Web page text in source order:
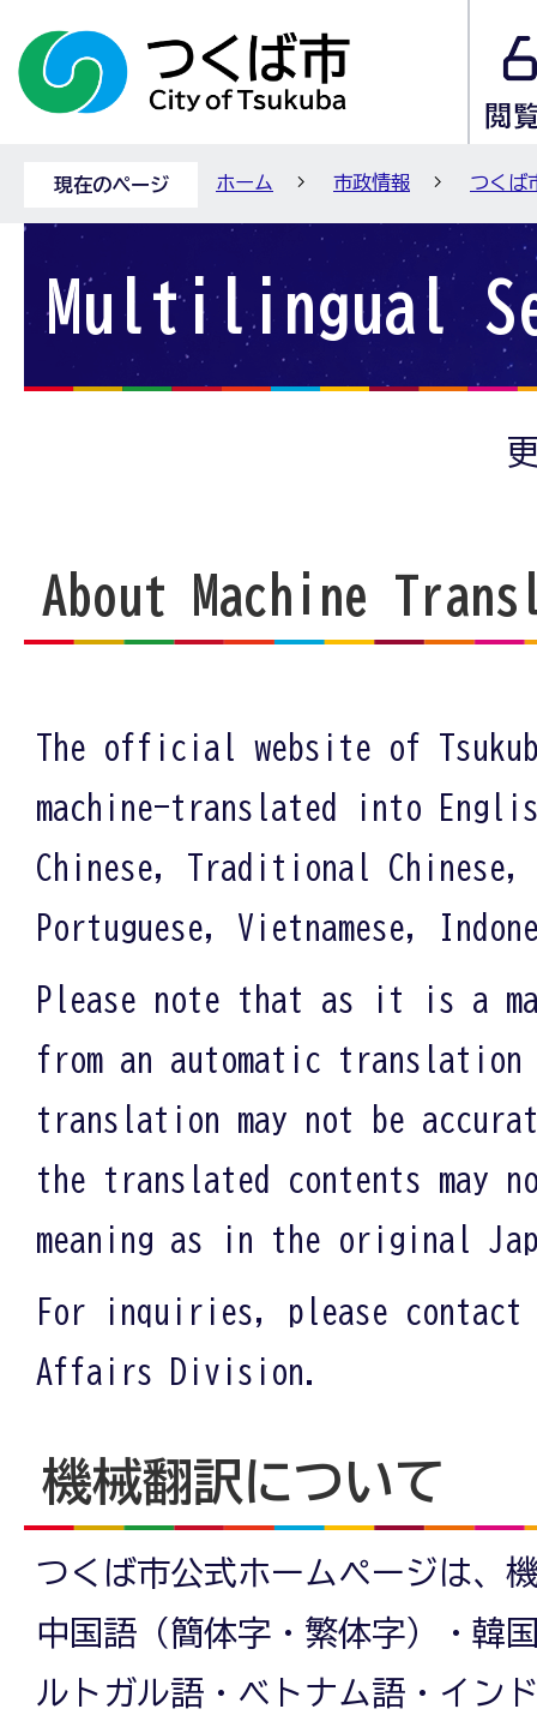
現在のページ ホーム 市政情報 つくば
Multilingual
About Machine
The official website of
machine-translated into
Chinese, Traditional Chinese,
Portuguese, Vietnamese,
Please note that as it is a
from an automatic translation
translation may not be
the translated contents may
meaning as in the original
For inquiries, please
Affairs Division.
機械翻訳について
つくば市公式ホームページは、
中国語（簡体字・繁体字）・韓
ルトガル語・ベトナム語・イン